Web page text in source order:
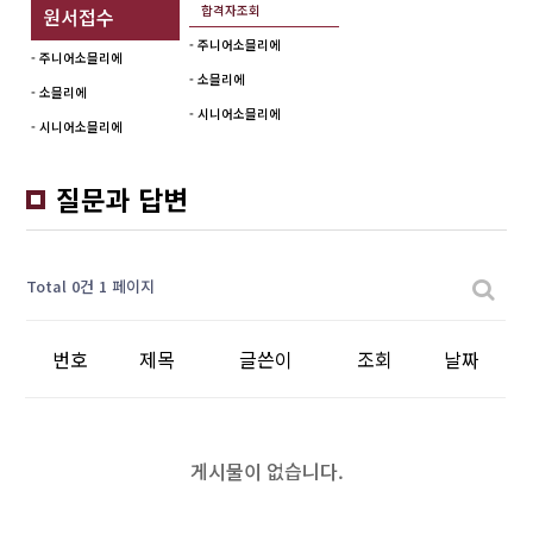
원서접수
- 주니어소믈리에
- 소믈리에
- 시니어소믈리에
합격자조회
- 주니어소믈리에
- 소믈리에
- 시니어소믈리에
질문과 답변
Total 0건 1 페이지
번호 제목 글쓴이 조회 날짜
게시물이 없습니다.